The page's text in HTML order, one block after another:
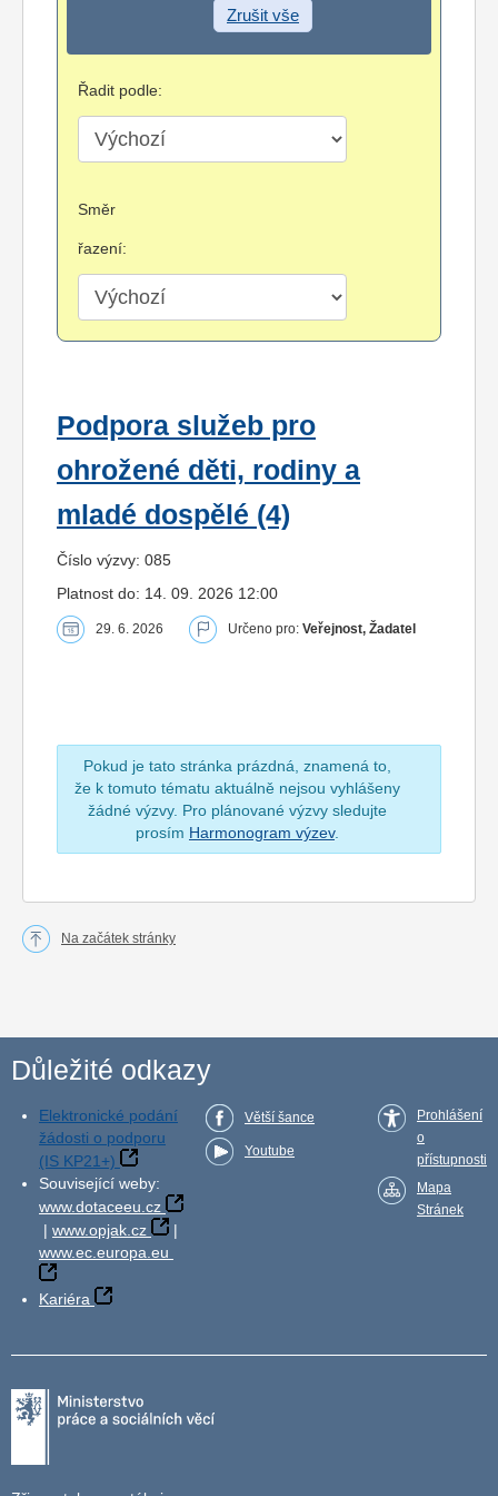
Zrušit vše
Řadit podle:
Směr
řazení:
Podpora služeb pro
ohrožené děti, rodiny a
mladé dospělé (4)
Číslo výzvy: 085
Platnost do: 14. 09. 2026 12:00
29. 6. 2026 Určeno pro: Veřejnost, Žadatel
Pokud je tato stránka prázdná, znamená to,
že k tomuto tématu aktuálně nejsou vyhlášeny
žádné výzvy. Pro plánované výzvy sledujte
prosím Harmonogram výzev.
Na začátek stránky
Důležité odkazy
Elektronické podání
žádosti o podporu
(IS KP21+)
Související weby:
www.dotaceeu.cz
| www.opjak.cz
|
www.ec.europa.eu
Kariéra
Větší šance
Youtube
Prohlášení
o
přístupnosti
Mapa
Stránek